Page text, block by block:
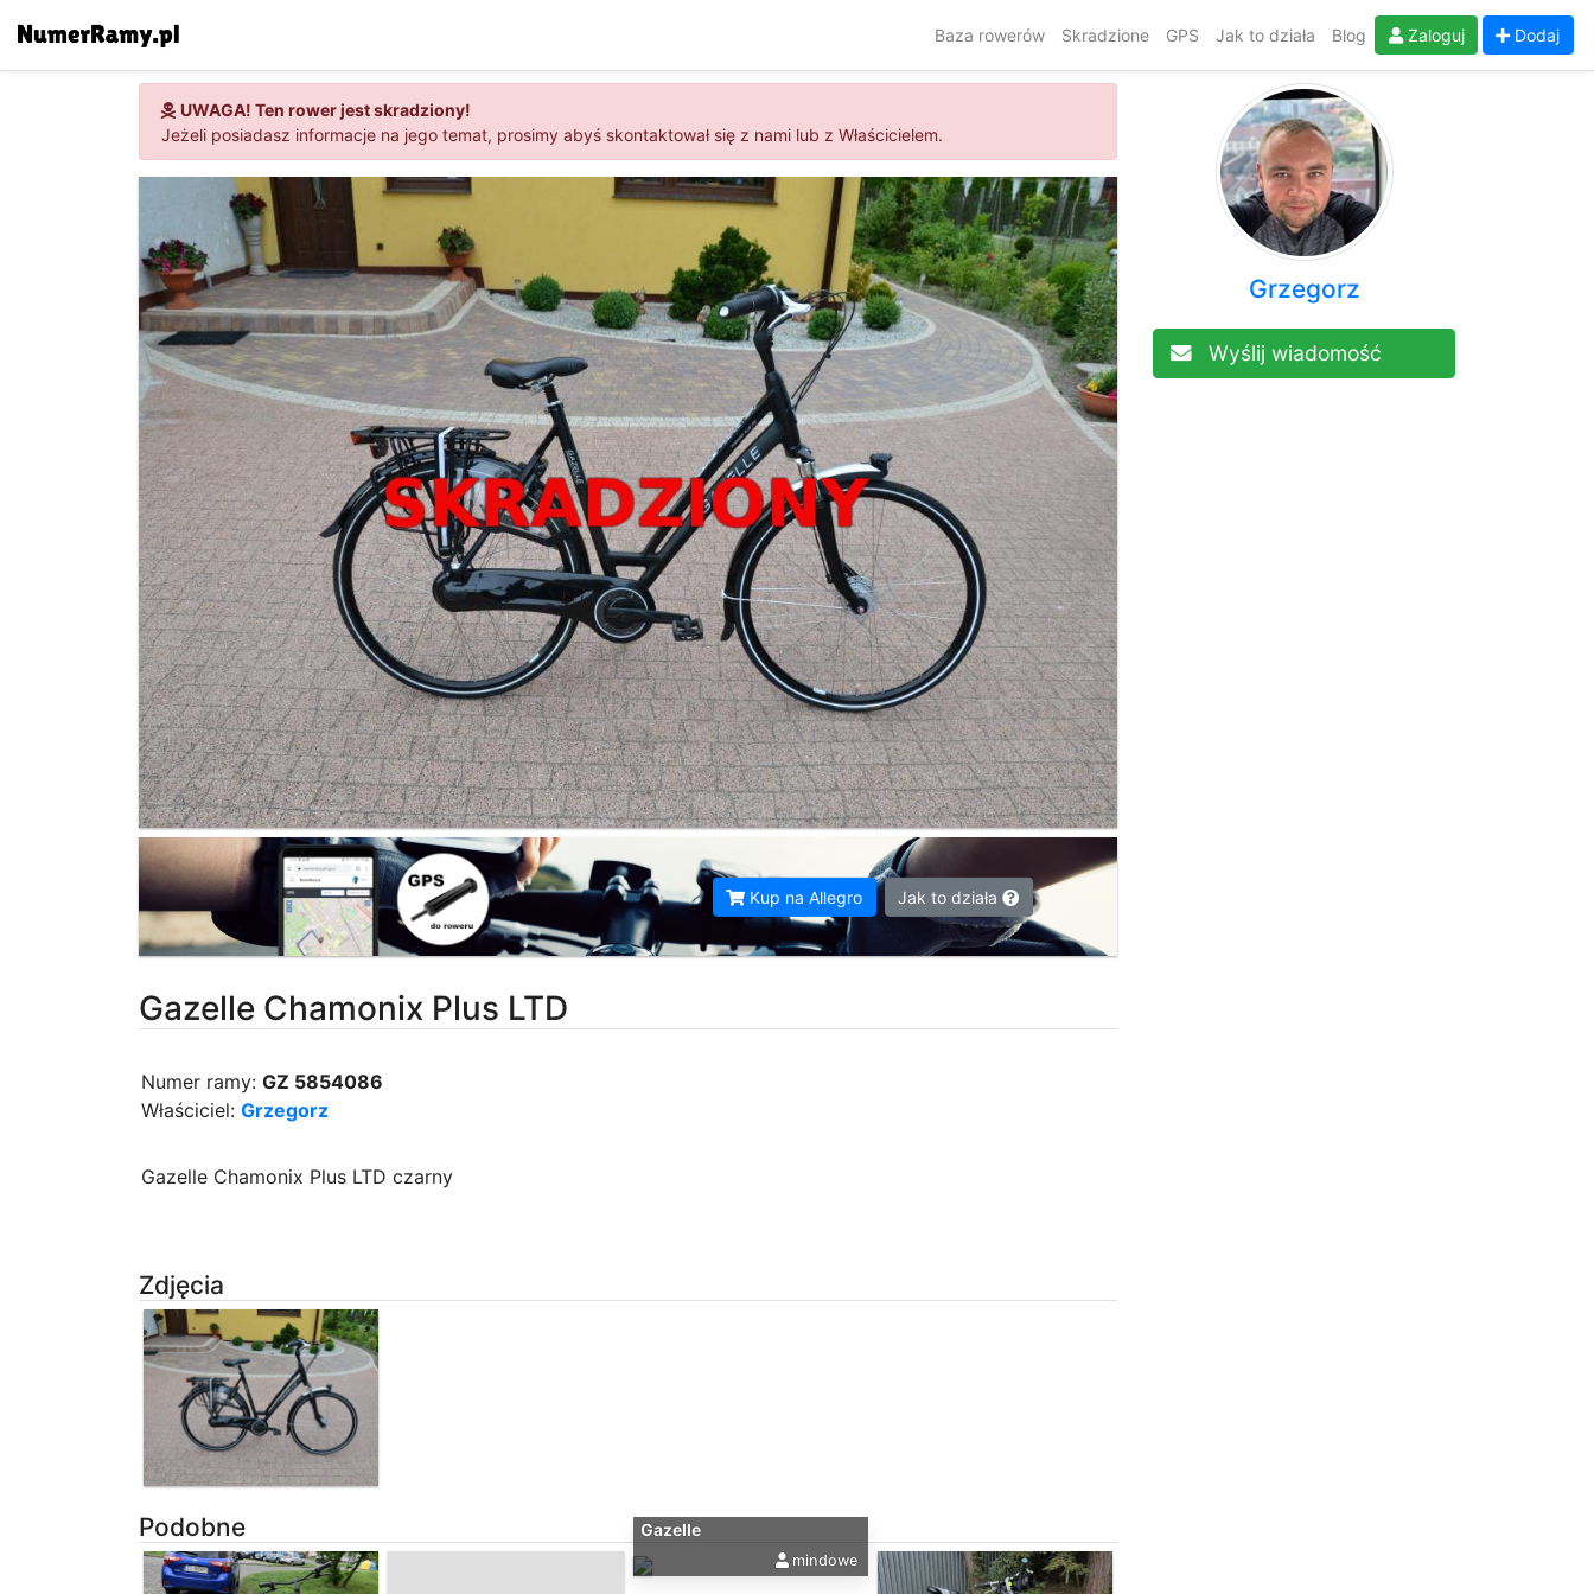
Baza rowerów Skradzione GPS Jak to działa Blog Zaloguj Dodaj
UWAGA! Ten rower jest skradziony!
Jeżeli posiadasz informacje na jego temat, prosimy abyś skontaktował się z nami lub z Właścicielem.
Kup na Allegro Jak to działa
Gazelle Chamonix Plus LTD
Numer ramy: GZ 5854086
Właściciel: Grzegorz
Gazelle Chamonix Plus LTD czarny
Zdjęcia
Grzegorz
Wyślij wiadomość
Podobne Gazelle
mindowe